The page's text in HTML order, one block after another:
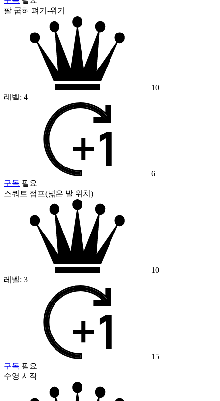
팔 굽혀 펴기-위기
10
레벨: 4
6
구독 필요
스쿼트 점프(넓은 발 위치)
10
레벨: 3
15
구독 필요
수영 시작